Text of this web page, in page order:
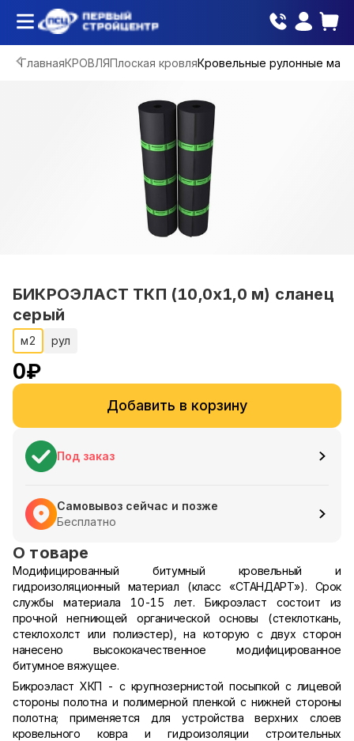
ГлавнаяКРОВЛЯПлоская кровляКровельные рулонные
БИКРОЭЛАСТ ТКП (10,0х1,0 м) сланец
серый
м2 рул
0₽
Добавить в корзину
Под заказ
Самовывоз сейчас и позже
Бесплатно
О товаре
Модифицированный битумный кровельный и
гидроизоляционный материал (класс «СТАНДАРТ»). Срок
службы материала 10-15 лет.
Бикроэласт состоит из
прочной негниющей органической основы (стеклоткань,
стеклохолст или полиэстер), на которую с двух сторон
нанесено высококачественное модифицированное
битумное вяжущее.
Бикроэласт ХКП - с крупнозернистой посыпкой с лицевой
стороны полотна и полимерной пленкой с нижней стороны
полотна; применяется для устройства верхних слоев
кровельного ковра и гидроизоляции строительных